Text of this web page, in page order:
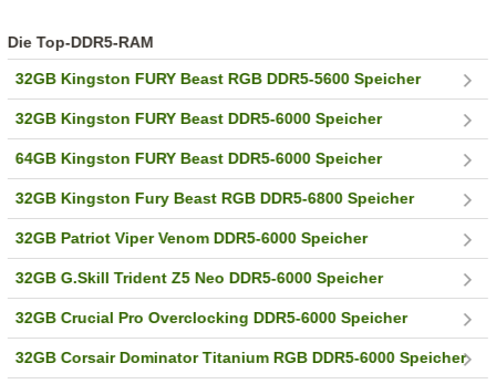
Die Top-DDR5-RAM
32GB Kingston FURY Beast RGB DDR5-5600 Speicher
32GB Kingston FURY Beast DDR5-6000 Speicher
64GB Kingston FURY Beast DDR5-6000 Speicher
32GB Kingston Fury Beast RGB DDR5-6800 Speicher
32GB Patriot Viper Venom DDR5-6000 Speicher
32GB G.Skill Trident Z5 Neo DDR5-6000 Speicher
32GB Crucial Pro Overclocking DDR5-6000 Speicher
32GB Corsair Dominator Titanium RGB DDR5-6000 Speicher